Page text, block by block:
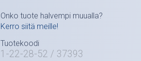
Onko tuote halvempi muualla?
Kerro siitä meille!
Tuotekoodi
1-22-28-52 / 37393